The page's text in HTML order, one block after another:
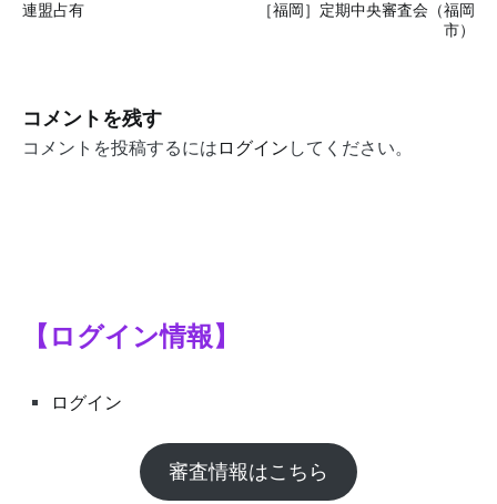
稿
ビ
ゲ
連盟占有
［福岡］定期中央審査会（福岡
市）
コメントを残す
コメントを投稿するには ログイン してください。
【ログイン情報】
ログイン
審査情報はこちら